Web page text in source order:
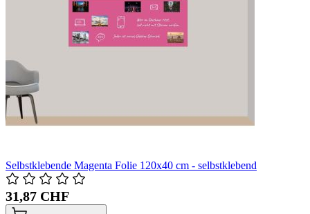
Selbstklebende Magenta Folie 120x40 cm - selbstklebend
31,87 CHF